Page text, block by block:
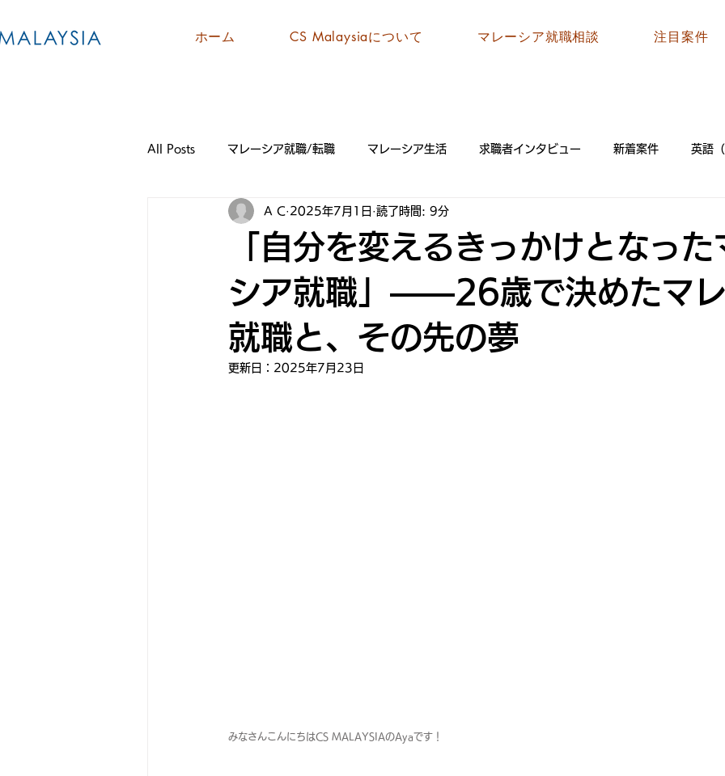
ホーム CS Malaysiaについて マレーシア就職相談 注目案件
All Posts マレーシア就職/転職 マレーシア生活 求職者インタビュー 新着案件 英語（
「自分を変えるきっかけとなった
シア就職」――26歳で決めたマ
就職と、その先の夢
A C 2025年7月1日 読了時間: 9分
更新日： 2025年7月23日
みなさんこんにちはCS MALAYSIAのAyaです！